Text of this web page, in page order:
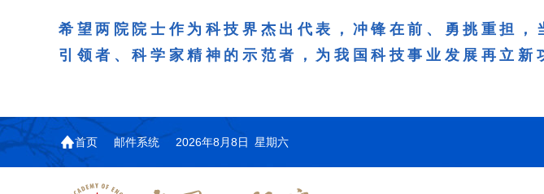
希望两院院士作为科技界杰出代表，冲锋在前、勇挑重担
引领者、科学家精神的示范者，为我国科技事业发展再立新
首页 邮件系统 2026年8月8日 星期六